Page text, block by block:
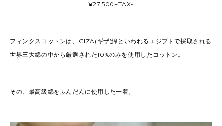
¥27,500+TAX-
フィンクスコットンは、GIZA(ギザ)綿といわれるエジプトで採取される
世界三大綿の中から厳選された10%のみを使用したコットン。
その、最高級綿をふんだんに使用した一着。